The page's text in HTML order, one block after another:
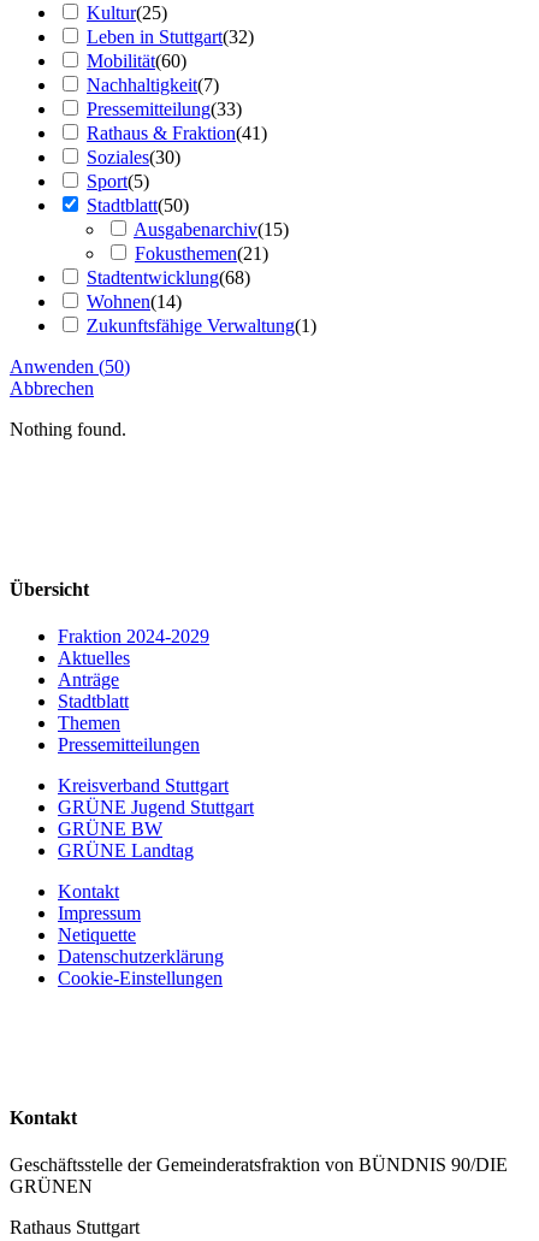
Kultur(25)
Leben in Stuttgart(32)
Mobilität(60)
Nachhaltigkeit(7)
Pressemitteilung(33)
Rathaus & Fraktion(41)
Soziales(30)
Sport(5)
Stadtblatt(50)
Ausgabenarchiv(15)
Fokusthemen(21)
Stadtentwicklung(68)
Wohnen(14)
Zukunftsfähige Verwaltung(1)
Anwenden (50)
Abbrechen
Nothing found.
Übersicht
Fraktion 2024-2029
Aktuelles
Anträge
Stadtblatt
Themen
Pressemitteilungen
Kreisverband Stuttgart
GRÜNE Jugend Stuttgart
GRÜNE BW
GRÜNE Landtag
Kontakt
Impressum
Netiquette
Datenschutzerklärung
Cookie-Einstellungen
Kontakt
Geschäftsstelle der Gemeinderatsfraktion von BÜNDNIS 90/DIE
GRÜNEN
Rathaus Stuttgart